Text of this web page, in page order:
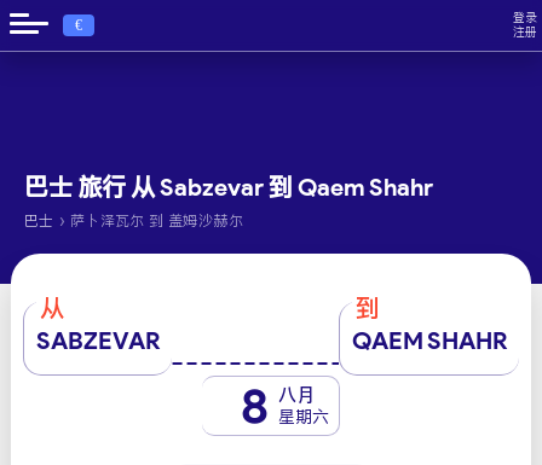
€
登录
注册
巴士 旅行 从 Sabzevar 到 Qaem Shahr
巴士 › 萨卜泽瓦尔 到 盖姆沙赫尔
从
SABZEVAR
到
QAEM SHAHR
8 八月
星期六